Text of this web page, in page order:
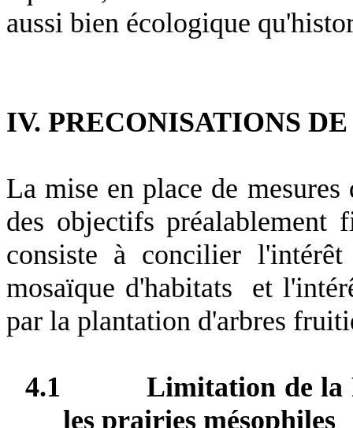
aussi bien écologique
IV. PRECONISATIONS
La mise en place de mesures
des objectifs préalablement
consiste à concilier
mosaïque d'habitats et
par la plantation d'arbres
4.1 Limitation dela
les prairies mésophiles